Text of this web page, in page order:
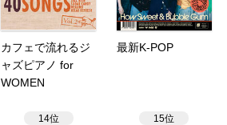
カフェで流れるジ
ャズピアノ for
WOMEN
最新K-POP
14位 15位